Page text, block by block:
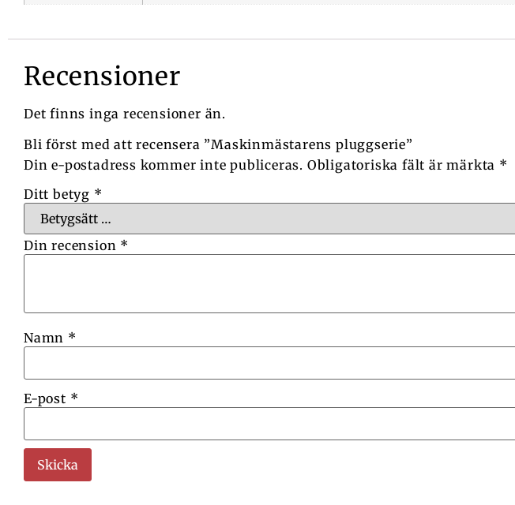
Recensioner
Det finns inga recensioner än.
Bli först med att recensera ”Maskinmästarens pluggserie”
Din e-postadress kommer inte publiceras. Obligatoriska fält är märkta *
Ditt betyg *
Din recension *
Namn *
E-post *